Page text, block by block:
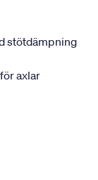
stötdämpning
axlar